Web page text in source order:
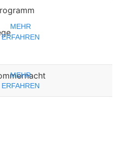
MEHR
ERFAHREN
MEHR
ERFAHREN